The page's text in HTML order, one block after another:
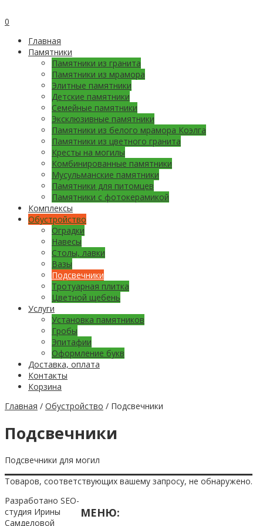
0
Главная
Памятники
Памятники из гранита
Памятники из мрамора
Элитные памятники
Детские памятники
Семейные памятники
Эксклюзивные памятники
Памятники из белого мрамора Коэлга
Памятники из цветного гранита
Кресты на могилы
Комбинированные памятники
Мусульманские памятники
Памятники для питомцев
Памятники с фотокерамикой
Комплексы
Обустройство
Оградки
Навесы
Столы, лавки
Вазы
Подсвечники
Тротуарная плитка
Цветной щебень
Услуги
Установка памятников
Гробы
Эпитафии
Оформление букв
Доставка, оплата
Контакты
Корзина
Главная / Обустройство / Подсвечники
Подсвечники
Подсвечники для могил
Товаров, соответствующих вашему запросу, не обнаружено.
МЕНЮ:
Разработано SEO-
студия Ирины
Самделовой